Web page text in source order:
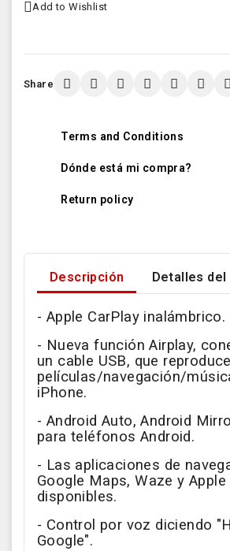
Add to Wishlist
Share
Terms and Conditions
Dónde está mi compra?
Return policy
Descripción Detalles
- Apple CarPlay inalámbrico.
- Nueva función Airplay,
un cable USB, que reproduce
películas/navegación/
iPhone.
- Android Auto, Android
para teléfonos Android.
- Las aplicaciones de
Google Maps, Waze y
disponibles.
- Control por voz diciendo
Google".